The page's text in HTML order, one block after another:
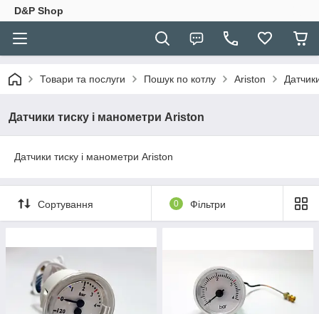
D&P Shop
Товари та послуги Пошук по котлу Ariston
Датчики тиску і манометри Ariston
Датчики тиску і манометри Ariston
Сортування 0 Фільтри